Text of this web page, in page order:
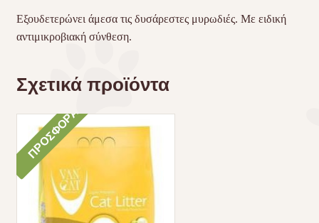
Εξουδετερώνει άμεσα τις δυσάρεστες μυρωδιές. Με ειδική
αντιμικροβιακή σύνθεση.
Σχετικά προϊόντα
ΠΡΟΣΦΟΡΆ!